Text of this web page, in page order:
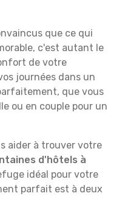
que ce qui
c'est autant le
de votre
journées dans un
que vous
ou en couple pour un
aider à trouver votre
d'hôtels à
idéal pour votre
parfait est à deux